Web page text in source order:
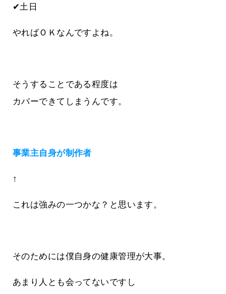
✔土日
やればＯＫなんですよね。
そうすることである程度は
カバーできてしまうんです。
事業主自身が制作者
↑
これは強みの一つかな？と思います。
そのためには僕自身の健康管理が大事。
あまり人とも会ってないですし